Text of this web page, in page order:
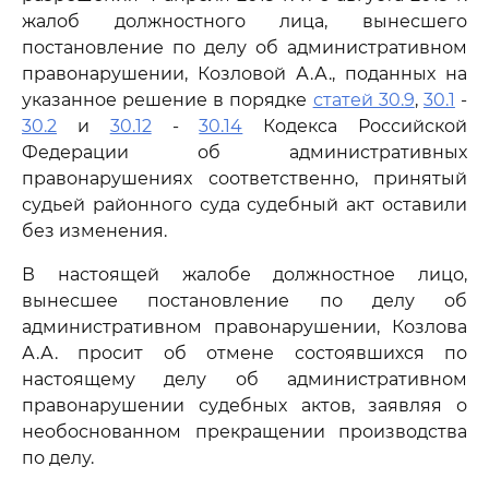
жалоб должностного лица, вынесшего
постановление по делу об административном
правонарушении, Козловой А.А., поданных на
указанное решение в порядке статей 30.9, 30.1 -
30.2 и 30.12-30.14 Кодекса Российской
Федерации об административных
правонарушениях соответственно, принятый
судьей районного суда судебный акт оставили
без изменения.
В настоящей жалобе должностное лицо,
вынесшее постановление по делу об
административном правонарушении, Козлова
А.А. просит об отмене состоявшихся по
настоящему делу об административном
правонарушении судебных актов, заявляя о
необоснованном прекращении производства
по делу.